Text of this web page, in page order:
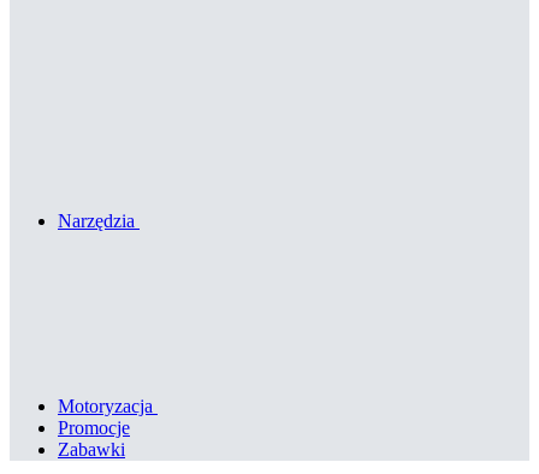
Narzędzia
Motoryzacja
Promocje
Zabawki